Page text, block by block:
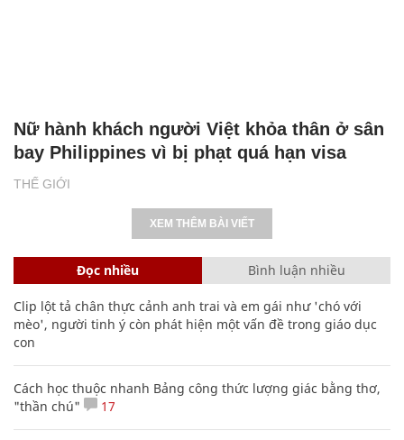
THẾ GIỚI
Nữ hành khách người Việt khỏa thân ở sân
bay Philippines vì bị phạt quá hạn visa
XEM THÊM BÀI VIẾT
Đọc nhiều Bình luận nhiều
Clip lột tả chân thực cảnh anh trai và em gái như 'chó với
mèo', người tinh ý còn phát hiện một vấn đề trong giáo dục
con
Cách học thuộc nhanh Bảng công thức lượng giác bằng thơ,
"thần chú"
17